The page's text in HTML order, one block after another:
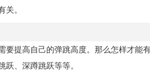
。
要提高自己的弹跳高度。那么怎样才能
、深蹲跳跃等等。